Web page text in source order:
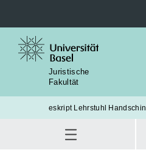
Juristische
Fakultät
eskript Lehrstuhl Handschin